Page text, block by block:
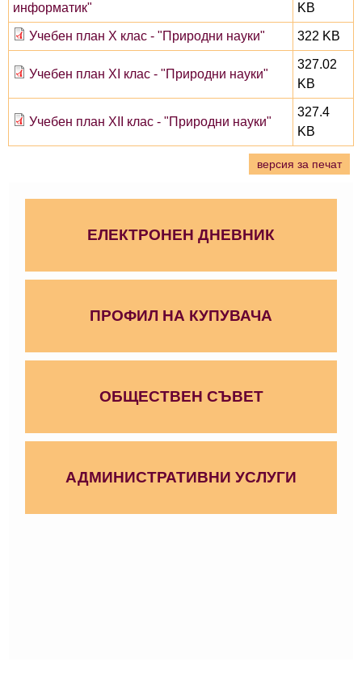
информатик"
KB
Учебен план X клас - "Природни науки" 322 KB
Учебен план XI клас - "Природни науки"
327.02
KB
Учебен план XII клас - "Природни науки"
327.4
KB
версия за печат
ЕЛЕКТРОНЕН ДНЕВНИК
ПРОФИЛ НА КУПУВАЧА
ОБЩЕСТВЕН СЪВЕТ
АДМИНИСТРАТИВНИ УСЛУГИ